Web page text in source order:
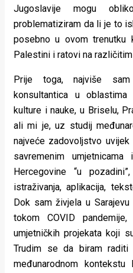
Jugoslavije mogu
problematiziram da li je to
posebno u ovom trenutku
Palestini i ratovi na
Prije toga, najviše
konsultantica u
kulture i nauke, u Briselu,
ali mi je, uz studij
najveće zadovoljstvo
savremenim
Hercegovine “u
istraživanja, aplikacija,
Dok sam živjela u
tokom COVID
umjetničkih projekata koji
Trudim se da biram
međunarodnom